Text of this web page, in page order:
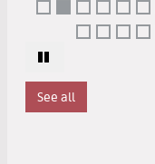
See all